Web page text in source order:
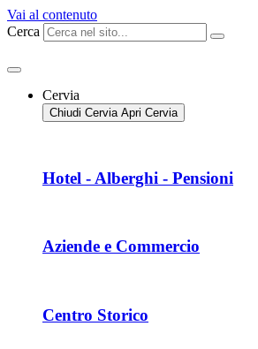
Vai al contenuto
Cerca
Cervia
Chiudi Cervia Apri Cervia
Hotel - Alberghi - Pensioni
Aziende e Commercio
Centro Storico